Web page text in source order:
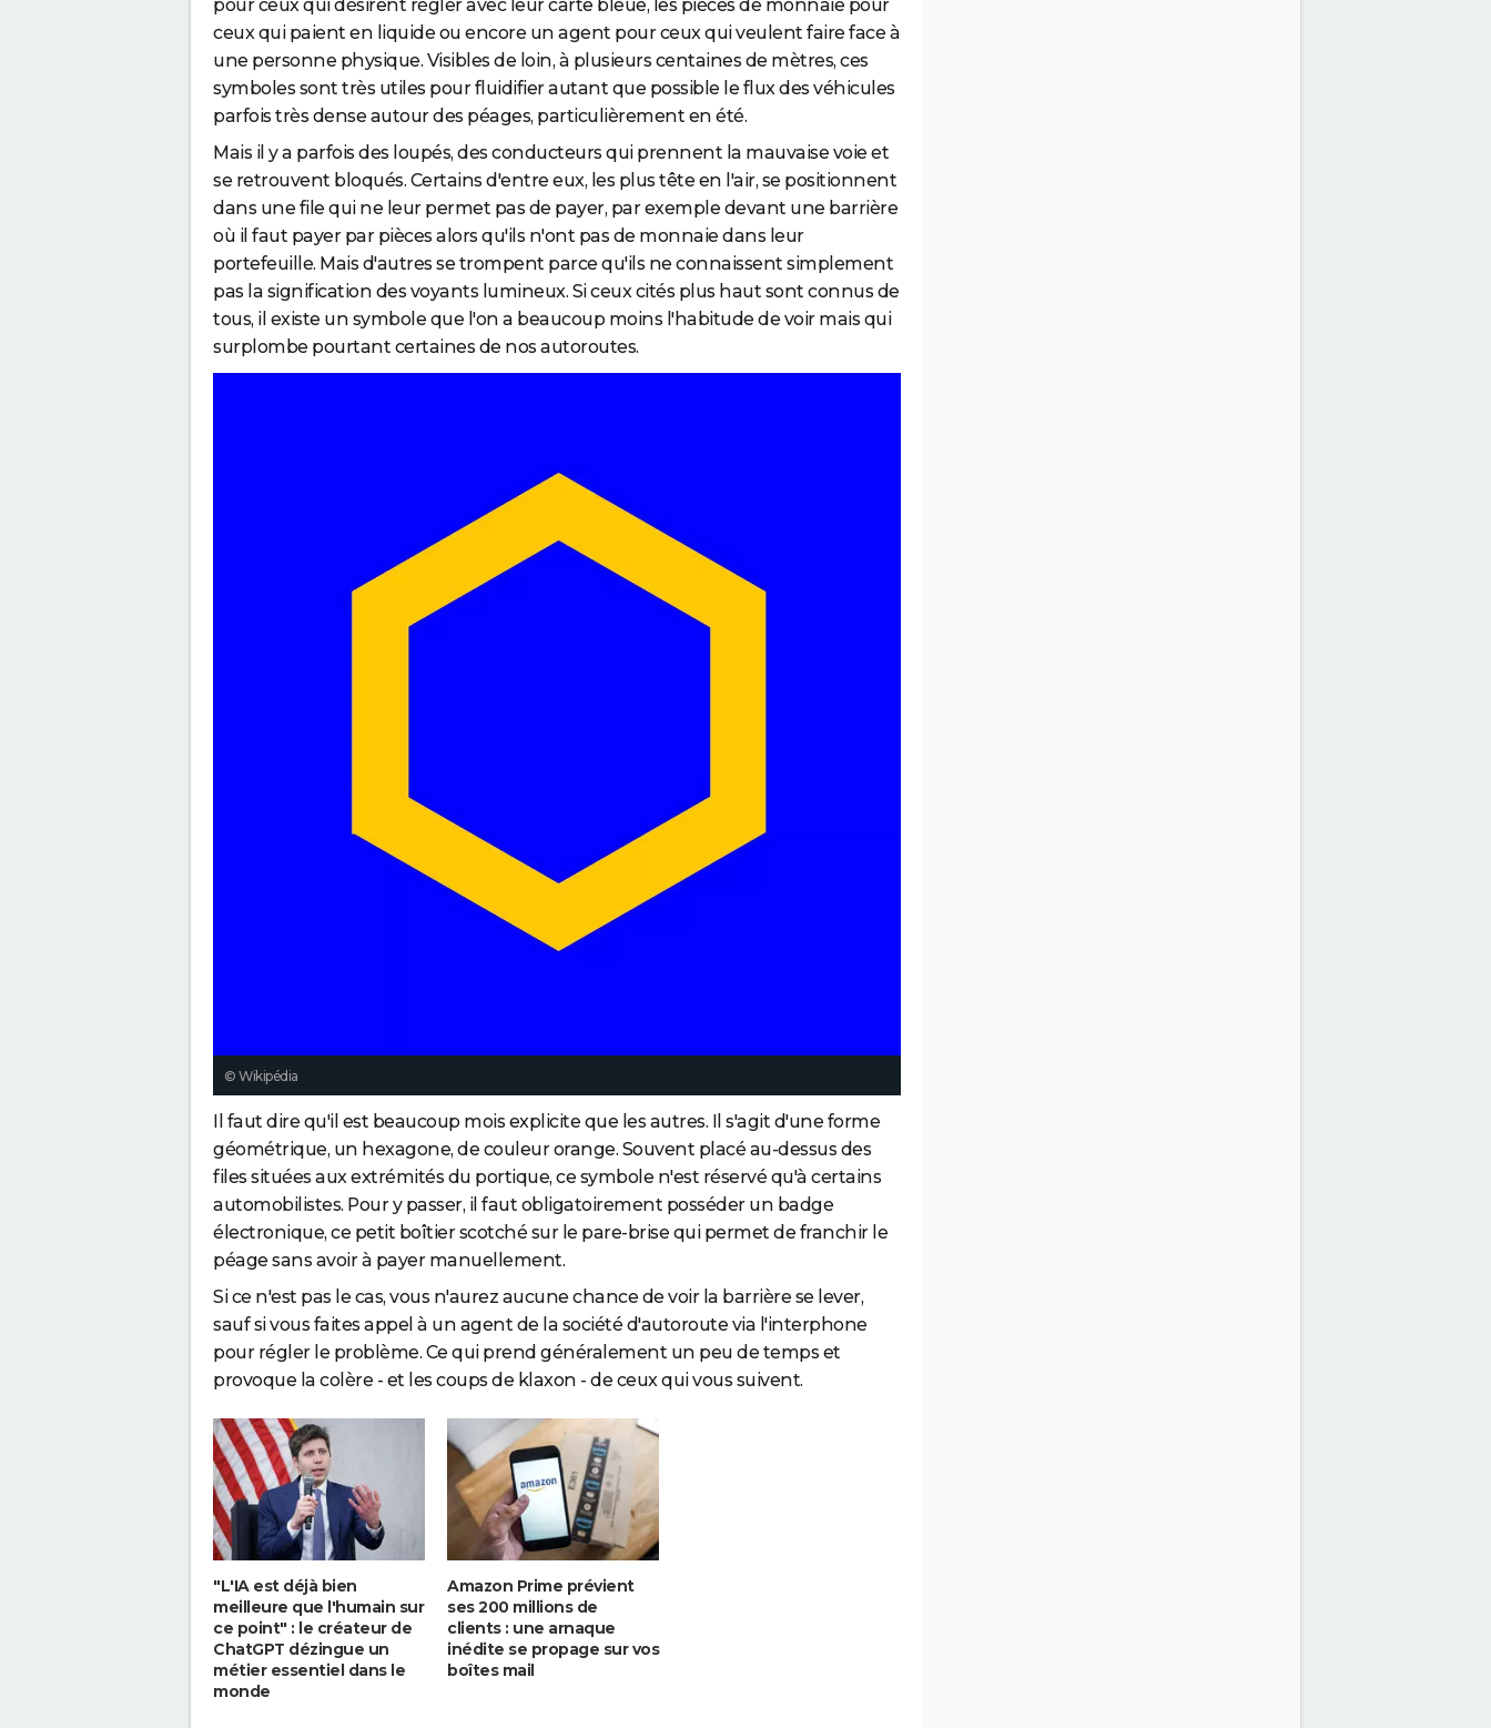
a
c
o
m
e
n
p
a
y
e
pour ceux qui désirent régler avec leur carte bleue, les pièces de monnaie pour
ceux qui paient en liquide ou encore un agent pour ceux qui veulent faire face à
une personne physique. Visibles de loin, à plusieurs centaines de mètres, ces
symboles sont très utiles pour fluidifier autant que possible le flux des véhicules
parfois très dense autour des péages, particulièrement en été.
Mais il y a parfois des loupés, des conducteurs qui prennent la mauvaise voie et
se retrouvent bloqués. Certains d'entre eux, les plus tête en l'air, se positionnent
dans une file qui ne leur permet pas de payer, par exemple devant une barrière
où il faut payer par pièces alors qu'ils n'ont pas de monnaie dans leur
portefeuille. Mais d'autres se trompent parce qu'ils ne connaissent simplement
pas la signification des voyants lumineux. Si ceux cités plus haut sont connus de
tous, il existe un symbole que l'on a beaucoup moins l'habitude de voir mais qui
surplombe pourtant certaines de nos autoroutes.
© Wikipédia
Il faut dire qu'il est beaucoup mois explicite que les autres. Il s'agit d'une forme
géométrique, un hexagone, de couleur orange. Souvent placé au-dessus des
files situées aux extrémités du portique, ce symbole n'est réservé qu'à certains
automobilistes. Pour y passer, il faut obligatoirement posséder un badge
électronique, ce petit boîtier scotché sur le pare-brise qui permet de franchir le
péage sans avoir à payer manuellement.
Si ce n'est pas le cas, vous n'aurez aucune chance de voir la barrière se lever,
sauf si vous faites appel à un agent de la société d'autoroute via l'interphone
pour régler le problème. Ce qui prend généralement un peu de temps et
provoque la colère - et les coups de klaxon - de ceux qui vous suivent.
"L'IA est déjà bien
meilleure que l'humain sur
ce point" : le créateur de
ChatGPT dézingue un
métier essentiel dans le
monde
Amazon Prime prévient
ses 200 millions de
clients : une arnaque
inédite se propage sur vos
boîtes mail